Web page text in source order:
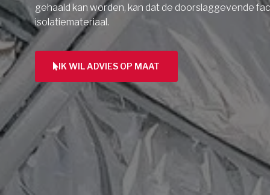
gehaald kan worden, kan dat de doorslaggevende
isolatiemateriaal.
IK WIL ADVIES OP MAAT